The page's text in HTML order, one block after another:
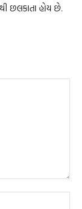
છલકાતા હોય છે.